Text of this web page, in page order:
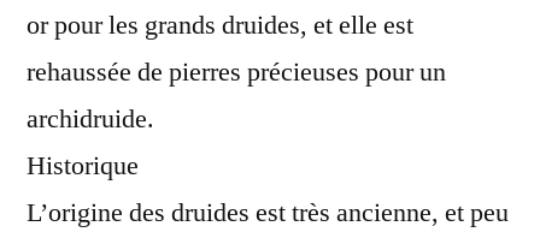
or pour les grands druides, et elle est
rehaussée de pierres précieuses pour un
archidruide.
Historique
L’origine des druides est très ancienne, et peu